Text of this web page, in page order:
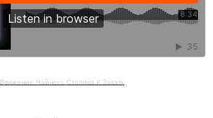
Чайного Столика К Закату